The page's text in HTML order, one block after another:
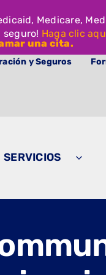
Medicare,
seguro! Haga clic
una cita.
y Seguros
SERVICIOS